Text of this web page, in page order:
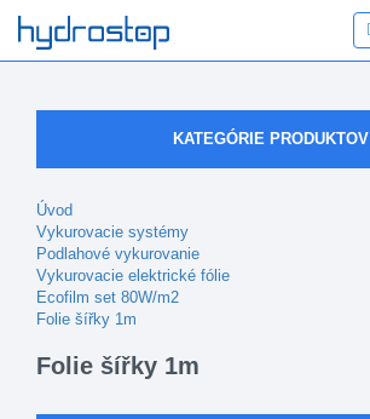
KATEGÓRIE PRODUKTOV
Úvod
Vykurovacie systémy
Podlahové vykurovanie
Vykurovacie elektrické fólie
Ecofilm set 80W/m2
Folie šířky 1m
Folie šířky 1m